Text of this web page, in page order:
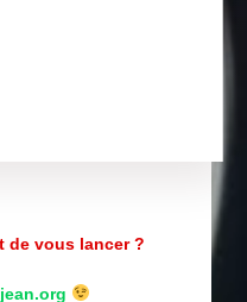
de vous lancer ?